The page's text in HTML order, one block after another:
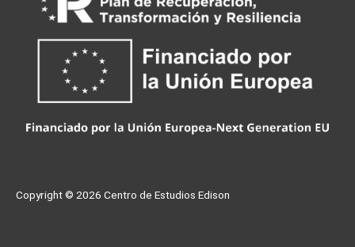
Copyright © 2026 Centro de Estudios Edison